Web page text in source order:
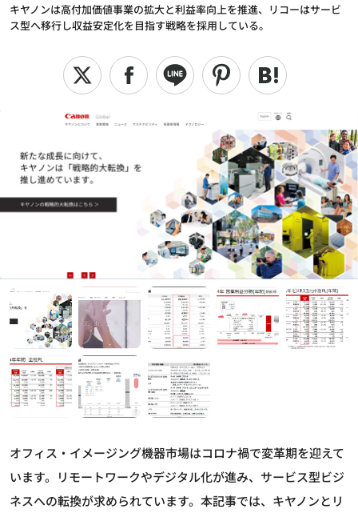
キヤノンは高付加価値事業の拡大と利益率向上を推進、リコーはサービ
ス型へ移行し収益安定化を目指す戦略を採用している。
オフィス・イメージング機器市場はコロナ禍で変革期を迎えて
います。リモートワークやデジタル化が進み、サービス型ビジ
ネスへの転換が求められています。本記事では、キヤノンとリ